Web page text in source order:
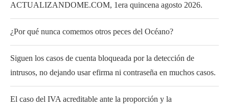
ACTUALIZANDOME.COM, 1era quincena agosto 2026.
¿Por qué nunca comemos otros peces del Océano?
Siguen los casos de cuenta bloqueada por la detección de
intrusos, no dejando usar efirma ni contraseña en muchos casos.
El caso del IVA acreditable ante la proporción y la